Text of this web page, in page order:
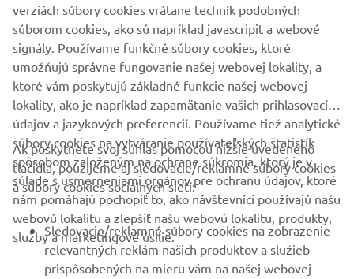
FIREMNÉ STRÁNKY
B2B
VIAC YAMAHA
verziách súbory cookies vrátane techník podobných
súborom cookies, ako sú napríklad javascripit a webové
signály. Používame funkčné súbory cookies, ktoré
umožňujú správne fungovanie našej webovej lokality, a
ktoré vám poskytujú základné funkcie našej webovej
lokality, ako je napríklad zapamätanie vašich prihlasovacích
údajov a jazykových preferencií. Používame tiež analytické
súbory cookies na vytváranie používateľských štatistík
spôsobom založeným na ochrane súkromia, ktorý je v
súlade s usmerneniami orgánov pre ochranu údajov, ktoré
nám pomáhajú pochopiť to, ako návštevníci používajú našu
webovú lokalitu a zlepšiť našu webovú lokalitu, produkty,
služby a marketingové úsilie.
Ak poskytnete svoj súhlas pomocou nižšie uvedeného
tlačidla, použijeme aj sledovacie/reklamné súbory cookies
a súbory cookies sociálnych sietí:
Sledovacie/reklamné súbory cookies na zobrazenie
relevantných reklám našich produktov a služieb
prispôsobených na mieru vám na našej webovej